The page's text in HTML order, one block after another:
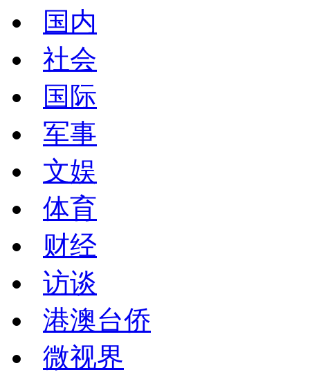
国内
社会
国际
军事
文娱
体育
财经
访谈
港澳台侨
微视界